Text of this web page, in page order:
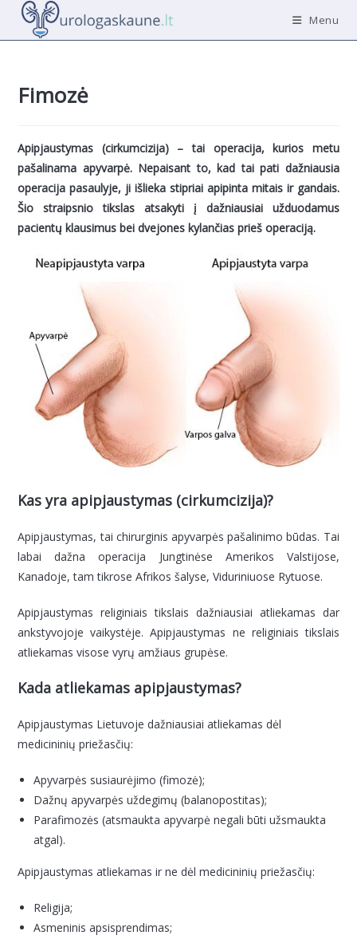
Menu
Fimozė
Apipjaustymas (cirkumcizija) – tai operacija, kurios metu
pašalinama apyvarpė. Nepaisant to, kad tai pati dažniausia
operacija pasaulyje, ji išlieka stipriai apipinta mitais ir gandais.
Šio straipsnio tikslas atsakyti į dažniausiai užduodamus
pacientų klausimus bei dvejones kylančias prieš operaciją.
Kas yra apipjaustymas (cirkumcizija)?
Apipjaustymas, tai chirurginis apyvarpės pašalinimo būdas. Tai
labai dažna operacija Jungtinėse Amerikos Valstijose,
Kanadoje, tam tikrose Afrikos šalyse, Viduriniuose Rytuose.
Apipjaustymas religiniais tikslais dažniausiai atliekamas dar
ankstyvojoje vaikystėje. Apipjaustymas ne religiniais tikslais
atliekamas visose vyrų amžiaus grupėse.
Kada atliekamas apipjaustymas?
Apipjaustymas Lietuvoje dažniausiai atliekamas dėl
medicininių priežasčių:
Apyvarpės susiaurėjimo (fimozė);
Dažnų apyvarpės uždegimų (balanopostitas);
Parafimozės (atsmaukta apyvarpė negali būti užsmaukta
atgal).
Apipjaustymas atliekamas ir ne dėl medicininių priežasčių:
Religija;
Asmeninis apsisprendimas;